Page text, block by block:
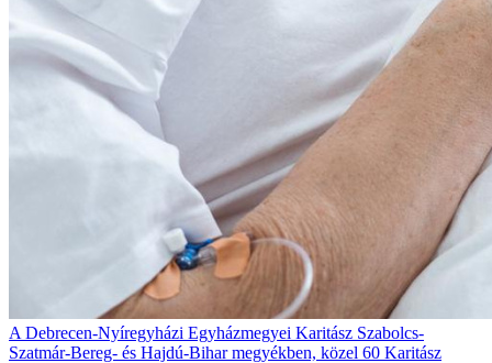
A Debrecen-Nyíregyházi Egyházmegyei Karitász Szabolcs-
Szatmár-Bereg- és Hajdú-Bihar megyékben, közel 60 Karitász